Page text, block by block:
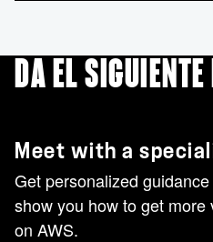
DA EL
Meet with a
Get personalized
show you how to get
on AWS.